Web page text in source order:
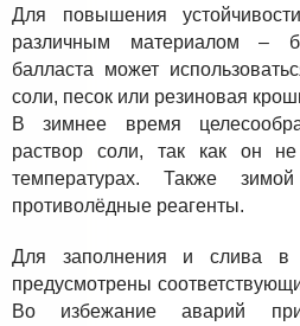
Для повышения
различным материалом –
балласта может
соли, песок или резиновая
В зимнее время
раствор соли, так как он
температурах. Также
противолёдные реагенты.
Для заполнения и слива в
предусмотрены
Во избежание аварий